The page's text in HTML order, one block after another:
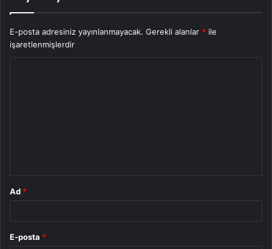
E-posta adresiniz yayınlanmayacak. Gerekli alanlar * ile
işaretlenmişlerdir
Ad *
E-posta *